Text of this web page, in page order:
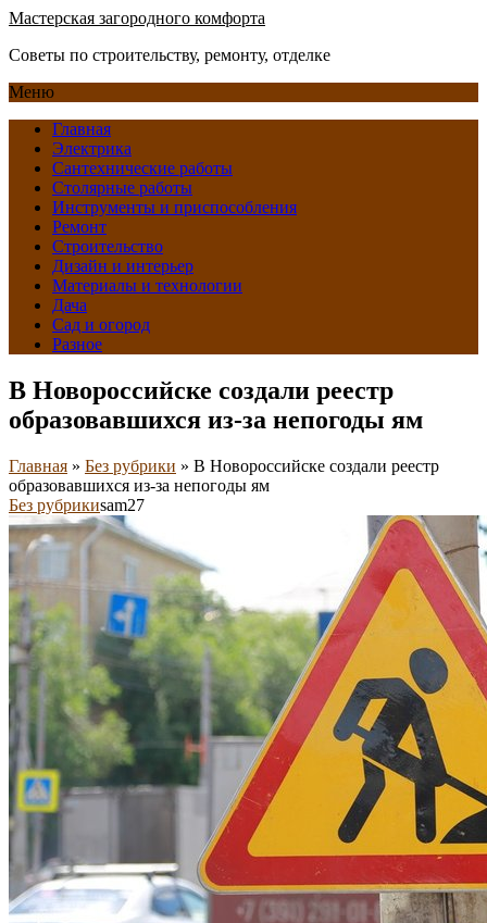
Мастерская загородного комфорта
Советы по строительству, ремонту, отделке
Меню
Главная
Электрика
Сантехнические работы
Столярные работы
Инструменты и приспособления
Ремонт
Строительство
Дизайн и интерьер
Материалы и технологии
Дача
Сад и огород
Разное
В Новороссийске создали реестр
образовавшихся из-за непогоды ям
Главная » Без рубрики » В Новороссийске создали реестр
образовавшихся из-за непогоды ям
Без рубрикиsam27